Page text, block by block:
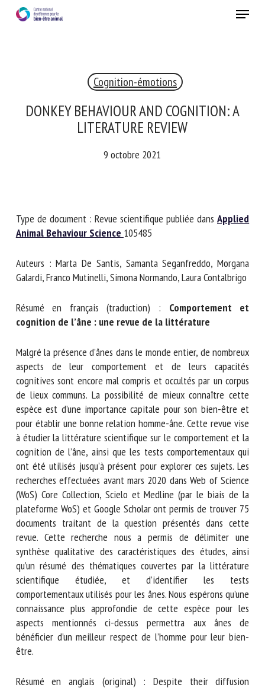
Menu
Cognition-émotions
DONKEY BEHAVIOUR AND COGNITION: A
LITERATURE REVIEW
9 octobre 2021
Type de document : Revue scientifique publiée dans
Applied Animal Behaviour Science
Auteurs : Marta De Santis, Samanta Seganfreddo, Morgana
Galardi, Franco Mutinelli, Simona Normando, Laura
Résumé en français (traduction) :Comportement et
Malgré la présence d’ânes dans le monde entier, de
nombreux aspects de leur comportement et de leurs
capacités cognitives sont encore mal compris et occultés par
un corpus de lieux communs. La possibilité de mieux
connaître cette espèce est d’une importance capitale pour
son bien-être et pour établir une bonne relation homme-
âne. Cette revue vise à étudier la littérature scientifique sur
le comportement et la cognition de l’âne, ainsi que les tests
comportementaux qui ont été utilisés jusqu’à présent pour
explorer ces sujets. Les recherches effectuées avant mars
2020 dans Web of Science (WoS) Core Collection, Scielo et
Medline (par le biais de la plateforme WoS) et Google
Scholar ont permis de trouver 75 documents traitant de la
question présentés dans cette revue. Cette recherche nous
a permis de délimiter une synthèse qualitative des
caractéristiques des études, ainsi qu’un résumé des
thématiques couvertes par la littérature scientifique
étudiée, et d’identifier les tests comportementaux utilisés
pour les ânes. Nous espérons qu’une connaissance plus
approfondie de cette espèce pour les aspects mentionnés
ci-dessus permettra aux ânes de bénéficier d’un meilleur
RECEVEZ CHAQUE MOIS GRATUITEMENT
ANIMAL
Veuillez remplir le formulaire ci-dessous pour vous inscrire à
notre newsletter :
Nom *
Prénom *
Organisme *
E-mail *
En soumettant ce formulaire, j'accepte que les
informations saisies soient utilisées dans le cadre de la
relation avec le CNR BEA. *
Les champs suivis de * sont obligatoires